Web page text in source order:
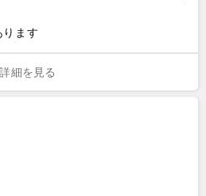
ります
詳細を見る